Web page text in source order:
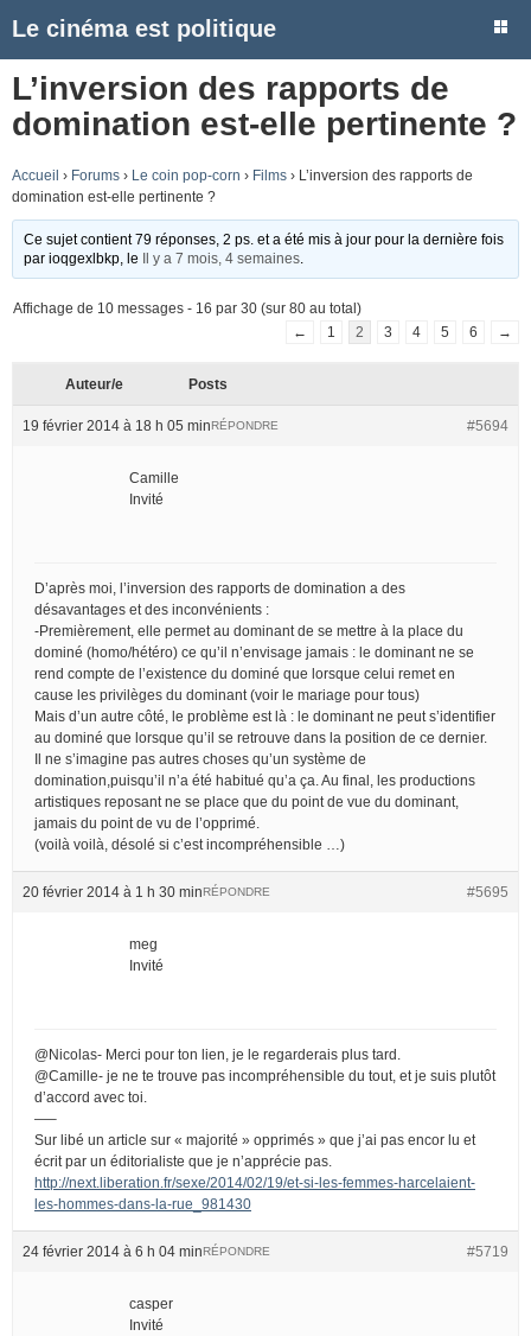
Le cinéma est politique
L’inversion des rapports de
domination est-elle pertinente ?
Accueil › Forums › Le coin pop-corn › Films › L’inversion des rapports de
domination est-elle pertinente ?
Ce sujet contient 79 réponses, 2 ps. et a été mis à jour pour la dernière fois
parioqgexlbkp , le Il y a 7 mois, 4 semaines
Affichage de 10 messages - 16 par 30 (sur 80 au total)
←
1 2 3 4 5 6 →
Auteur/e Posts
19 février 2014 à 18 h 05 min #5694
RÉPONDRE
Camille
Invité
D’après moi, l’inversion des rapports de domination a des
désavantages et des inconvénients :
-Premièrement, elle permet au dominant de se mettre à la place du
dominé (homo/hétéro) ce qu’il n’envisage jamais : le dominant ne se
rend compte de l’existence du dominé que lorsque celui remet en
cause les privilèges du dominant (voir le mariage pour tous)
Mais d’un autre côté, le problème est là : le dominant ne peut s’identifier
au dominé que lorsque qu’il se retrouve dans la position de ce dernier.
Il ne s’imagine pas autres choses qu’un système de
domination,puisqu’il n’a été habitué qu’a ça. Au final, les productions
artistiques reposant ne se place que du point de vue du dominant,
jamais du point de vu de l’opprimé.
(voilà voilà, désolé si c’est incompréhensible …)
20 février 2014 à 1 h 30 min #5695
RÉPONDRE
meg
Invité
@Nicolas- Merci pour ton lien, je le regarderais plus tard.
@Camille- je ne te trouve pas incompréhensible du tout, et je suis plutôt
d’accord avec toi.
—–
Sur libé un article sur « majorité » opprimés » que j’ai pas encor lu et
écrit par un éditorialiste que je n’apprécie pas.
http://next.liberation.fr/sexe/2014/02/19/et-si-les-femmes-harcelaient-
les-hommes-dans-la-rue_981430
24 février 2014 à 6 h 04 min #5719
RÉPONDRE
casper
Invité